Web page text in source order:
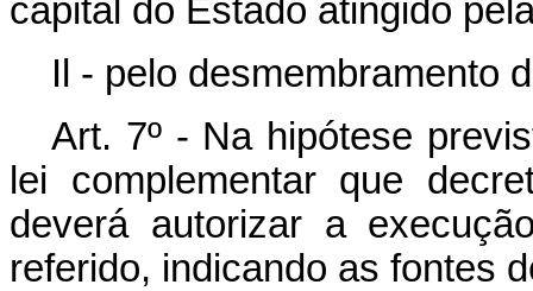
capital do Estado atingido
Il - pelo desmembramento
Art. 7º - Na hipótese
lei complementar que
deverá autorizar a
referido, indicando as fontes